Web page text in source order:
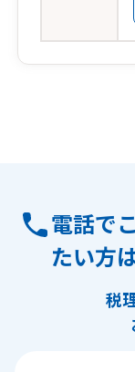
電話で
たい方
税